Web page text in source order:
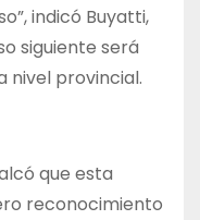
indicó Buyatti,
siguiente será
nivel provincial.
que esta
reconocimiento